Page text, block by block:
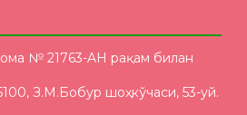
№ 21763-AH рақам билан
З.М.Бобур шоҳкўчаси, 53-уй.